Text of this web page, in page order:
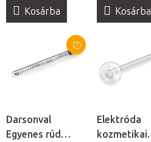
Kosárba
Kosárba
Darsonval
Egyenes rúd
Elektróda
kozmetikai